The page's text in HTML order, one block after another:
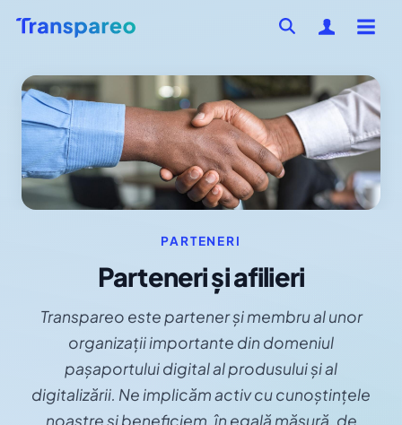
PARTENERI
Parteneri și afilieri
Transpareo este partener și membru al unor
organizații importante din domeniul
pașaportului digital al produsului și al
digitalizării. Ne implicăm activ cu cunoștințele
noastre și beneficiem, în egală măsură, de